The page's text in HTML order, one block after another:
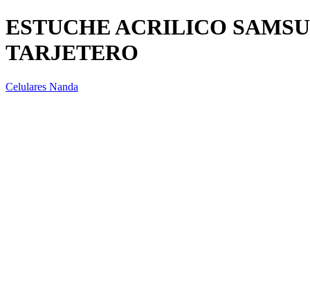
ESTUCHE ACRILICO
TARJETERO
Celulares Nanda